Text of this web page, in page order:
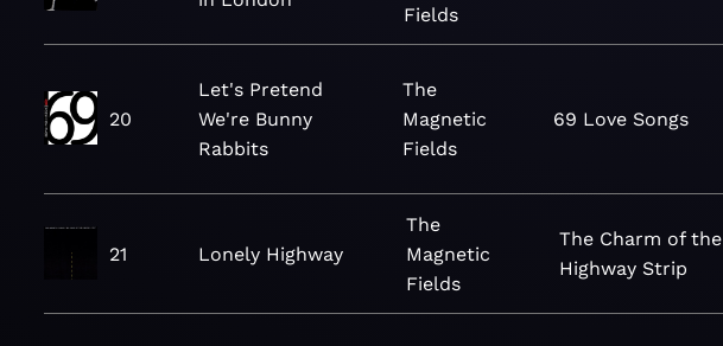
Fields
20
Let's Pretend
We're Bunny
Rabbits
The
Magnetic
Fields
69 Love Songs
21 Lonely Highway
The
Magnetic
Fields
The Charm of the
Highway Strip